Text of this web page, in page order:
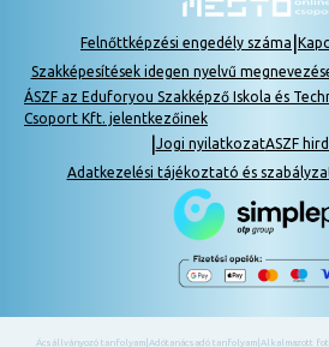
Felnőttképzési engedély száma
Szakképesítések idegen nyelvű
ÁSZF az Eduforyou Szakképző Iskola és
Csoport Kft. jelentkezőinek
Jogi nyilatkozatASZF
Adatkezelési tájékoztató és
Ácsállványozó tanfolyam| Adótanácsadó tanfolyam| Alkalmazott